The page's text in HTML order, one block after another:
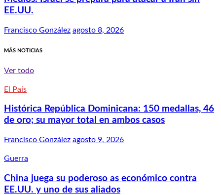
EE.UU.
Francisco González agosto 8, 2026
MÁS NOTICIAS
Ver todo
El País
Histórica República Dominicana: 150 medallas, 46
de oro; su mayor total en ambos casos
Francisco González agosto 9, 2026
Guerra
China juega su poderoso as económico contra
EE.UU. y uno de sus aliados